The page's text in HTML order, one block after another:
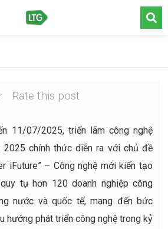
Rate this post
11/07/2025, triển lãm công nghệ
2025 chính thức diễn ra với chủ đề
iFuture” – Công nghệ mới kiến tạo
tụ hơn 120 doanh nghiệp công
nước và quốc tế, mang đến bức
hướng phát triển công nghệ trong kỷ